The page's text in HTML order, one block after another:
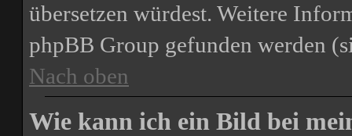
übersetzen würdest. Weitere
phpBB Group gefunden werden
Nach oben
Wie kann ich ein Bild bei